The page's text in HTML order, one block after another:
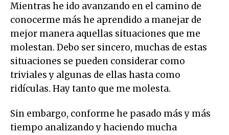
Mientras he ido avanzando en el camino de
conocerme más he aprendido a manejar de
mejor manera aquellas situaciones que me
molestan. Debo ser sincero, muchas de estas
situaciones se pueden considerar como
triviales y algunas de ellas hasta como
ridículas. Hay tanto que me molesta.
Sin embargo, conforme he pasado más y más
tiempo analizando y haciendo mucha